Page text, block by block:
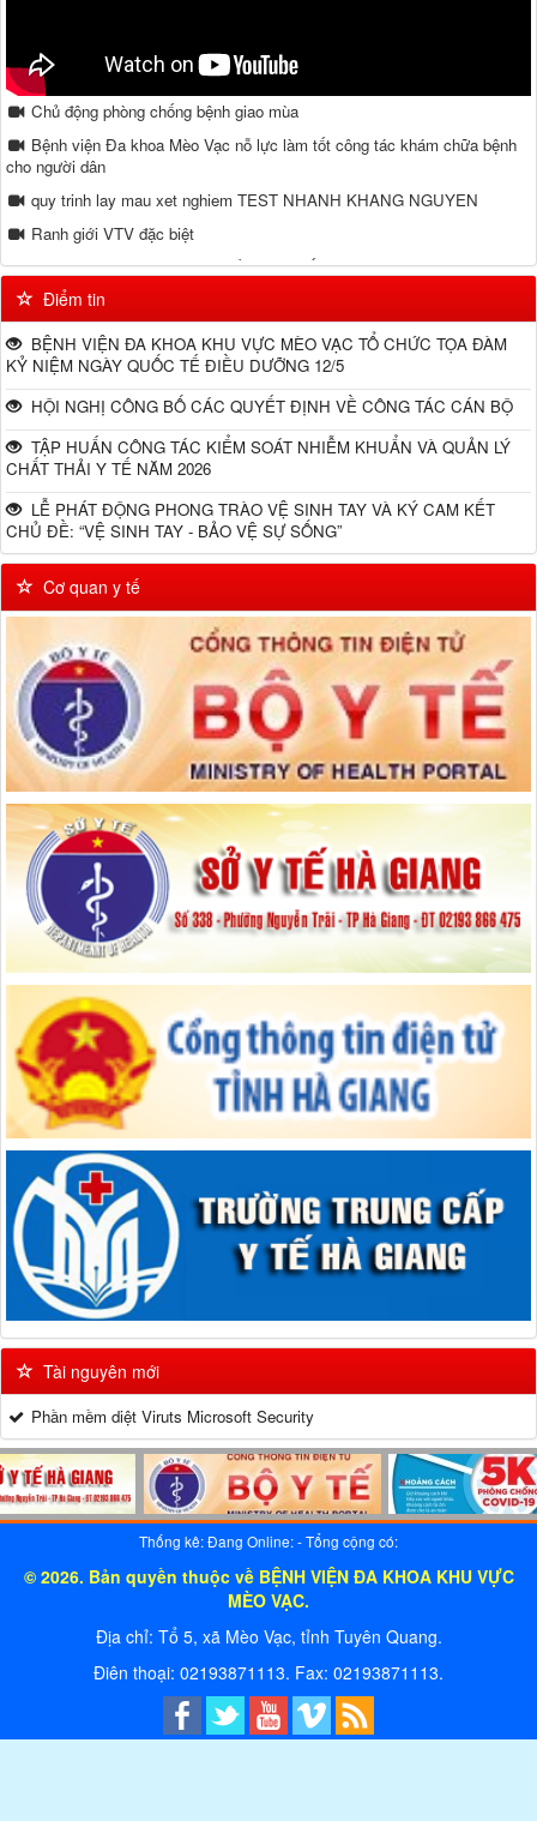
Chủ động phòng chống bệnh giao mùa
Bệnh viện Đa khoa Mèo Vạc nỗ lực làm tốt công tác khám chữa bệnh
cho người dân
quy trinh lay mau xet nghiem TEST NHANH KHANG NGUYEN
Ranh giới VTV đặc biệt
Tự hào và tôn vinh những chiến sỹ áo trắng - Ngày 25/9/2021
Tăng tốc tiêm vắc xin
Bệnh viện đa khoa huyện tập huấn kỹ năng điều trị bệnh nhân Covid19
Bệnh viện hữu nghị Việt Xô trao vật phẩm y tế phòng chống dịch
Covid19 cho Bệnh viện đa khoa Mèo Vạc
Chống dịch Covid-19
Nghiên cứu hiệu quả thuốc Molnupiravir điều trị COVID-19 tại cộng
đồng
Nhiều Trẻ bất ngờ diễn biến nặng sau khi khỏi Covid-19
Trang địa phương Mèo Vạc Ngày 21 2 2022 Đài Phát thanh và Truyền
hình Hà Giang
Gặp mặt kỷ niệm 67 năm ngày thầy thuốc Việt Nam
Chân dung cuộc sống: Lợi ích của thông tuyến bảo hiểm y tế
Khám phá Hà Giang
Y tế huyện Mèo Vạc
Mèo Vạc - Chung tay đẩy lùi dịch bệnh COVID-19
Mèo Vạc quan tâm công tác chăm sóc sức khỏe cho nhân dân - Ngày
26/02/2021
Bộ Y tế hướng dẫn điều trị F0, F1 cách ly tại nhà
Bác sĩ Tạ Tiến Mạnh Tấm gương sáng tại Bệnh viện đa khoa huyện
Mèo Vạc
Nhớ Hà Giang
Cô gái Phạm Thị Chinh có tiếp xúc gần với hai du khách đi trên chuyến
bay VN0054 có ca nhiễm Covid-19 thứ mới 17 có kết quả âm tính với
Covid-19.
S Việt Nam 02 01 2021 Những cung đường độc đáo ở Mèo Vạc
Bệnh viện đa khoa Mèo Vạc
Công tác chuẩn bị cho tết nguyên đán năm 2019 của BVĐK huyện Mèo
Vạc
Bệnh Viện đa khoa Mèo Vạc
Các y bác sĩ huyện Mèo Vạc quyết tâm thực hiện tốt nhiệm vụ tại tâm
dịch miền nam
VIDEO CLIP HƯỚNG DẪN VỆ SINH KHỬ KHUẨN BỀ MẶT MÔI
TRƯỜNG ĐỂ PHÒNG VÀ KIỂM SOÁT L Y NHIỄM SARS COV
video Khám chữa bệnh tình nguyện của bệnh phụ sản TƯ tại bệnh viện
đa khoa huyện Mèo Vạc
VIDEO CLIP HƯỚNG DẪN LỰA CHỌN VÀ SỬ DỤNG KHẨU
TRANG Y TẾ, KHẨU TRANG N95 TRONG PHÒNG, CHỐNG BỆNH
Ruộng bậc thang Hoàng Su Phì - Amazing New Life
Ha Giang
Hà Giang
Vũ Thắng Lợi ca ngợi chuyện tình Khâu Vai trong MV "Hương mộc
miên"
Ăn Bánh Trôi Ngô bị mốc 1 Trẻ tử vong, 6 Người nhập viện
Hành trình di sản. Mèo Vạc - sắc màu cao nguyên đá
L Y NHIỄM SARS COV 2 TRONG CƠ SỞ KHÁM BỆNH
Phòng chống rét tại huyện Mèo Vạc
Điểm tin
BỆNH VIỆN ĐA KHOA KHU VỰC MÈO VẠC TỔ CHỨC TỌA ĐÀM
KỶ NIỆM NGÀY QUỐC TẾ ĐIỀU DƯỠNG 12/5
HỘI NGHỊ CÔNG BỐ CÁC QUYẾT ĐỊNH VỀ CÔNG TÁC CÁN BỘ
TẬP HUẤN CÔNG TÁC KIỂM SOÁT NHIỄM KHUẨN VÀ QUẢN LÝ
CHẤT THẢI Y TẾ NĂM 2026
LỄ PHÁT ĐỘNG PHONG TRÀO VỆ SINH TAY VÀ KÝ CAM KẾT
CHỦ ĐỀ: “VỆ SINH TAY - BẢO VỆ SỰ SỐNG”
Cơ quan y tế
Tài nguyên mới
Phần mềm diệt Viruts Microsoft Security
Thống kê: Đang Online:- Tổng cộng có:
© 2026. Bản quyền thuộc về BỆNH VIỆN ĐA KHOA KHU VỰC
MÈO VẠC.
Địa chỉ: Tổ 5, xã Mèo Vạc, tỉnh Tuyên Quang.
Điên thoại: 02193871113. Fax: 02193871113.